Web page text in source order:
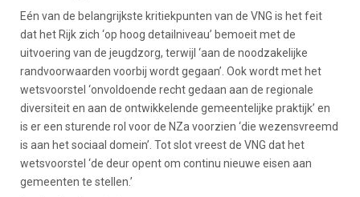
Eén van de belangrijkste kritiekpunten van de VNG is het feit
dat het Rijk zich ‘op hoog detailniveau’ bemoeit met de
uitvoering van de jeugdzorg, terwijl ‘aan de noodzakelijke
randvoorwaarden voorbij wordt gegaan’. Ook wordt met het
wetsvoorstel ‘onvoldoende recht gedaan aan de regionale
diversiteit en aan de ontwikkelende gemeentelijke praktijk’ en
is er een sturende rol voor de NZa voorzien ‘die wezensvreemd
is aan het sociaal domein’. Tot slot vreest de VNG dat het
wetsvoorstel ‘de deur opent om continu nieuwe eisen aan
gemeenten te stellen.’